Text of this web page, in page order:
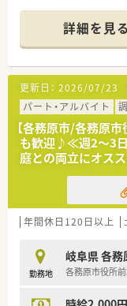
■薬局事業以
詳細を見る
更新日： 2026/07/23
パート・アルバイト
【各務原市/各務原
も歓迎♪≪週2～3
庭との両立にオス
年間休日120日以上
勤務地
岐阜県 各務
各務原市役所